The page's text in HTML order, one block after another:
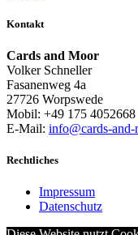
Kontakt
Cards and Moor
Volker Schneller
Fasanenweg 4a
27726 Worpswede
Mobil: +49 175 4052668
E-Mail: info@cards-and-
Rechtliches
Impressum
Datenschutz